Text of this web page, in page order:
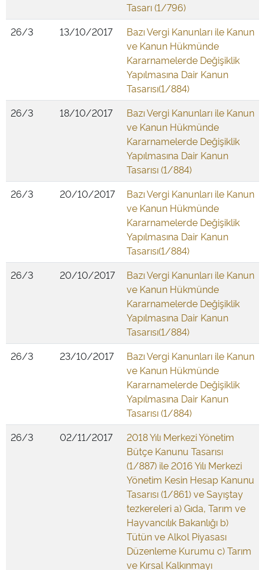
Tasarı (1/796)
26/3
13/10/2017
Bazı Vergi Kanunları ile Kanun
ve Kanun Hükmünde
Kararnamelerde Değişiklik
Yapılmasına Dair Kanun
Tasarısı(1/884)
26/3
18/10/2017
Bazı Vergi Kanunları ile Kanun
ve Kanun Hükmünde
Kararnamelerde Değişiklik
Yapılmasına Dair Kanun
Tasarısı (1/884)
26/3
20/10/2017
Bazı Vergi Kanunları ile Kanun
ve Kanun Hükmünde
Kararnamelerde Değişiklik
Yapılmasına Dair Kanun
Tasarısı(1/884)
26/3
20/10/2017
Bazı Vergi Kanunları ile Kanun
ve Kanun Hükmünde
Kararnamelerde Değişiklik
Yapılmasına Dair Kanun
Tasarısı(1/884)
26/3
23/10/2017
Bazı Vergi Kanunları ile Kanun
ve Kanun Hükmünde
Kararnamelerde Değişiklik
Yapılmasına Dair Kanun
Tasarısı (1/884)
26/3
02/11/2017
2018 Yılı Merkezi Yönetim
Bütçe Kanunu Tasarısı
(1/887) ile 2016 Yılı Merkezi
Yönetim Kesin Hesap Kanunu
Tasarısı (1/861) ve Sayıştay
tezkereleri a) Gıda, Tarım ve
Hayvancılık Bakanlığı b)
Tütün ve Alkol Piyasası
Düzenleme Kurumu c) Tarım
ve Kırsal Kalkınmayı